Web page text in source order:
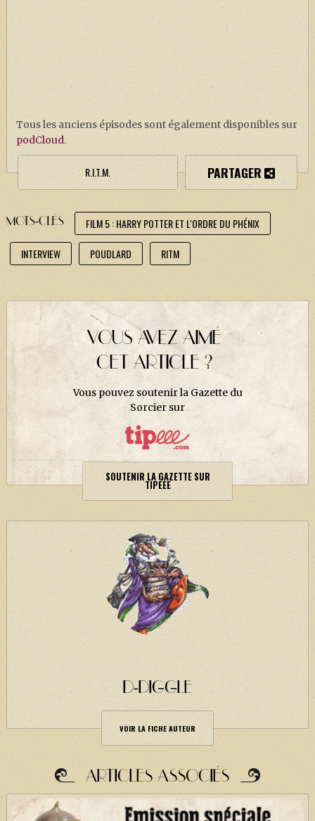
Tous les anciens épisodes sont également disponibles sur
podCloud.
R.I.T.M. PARTAGER
MOTS-CLÉS FILM 5 : HARRY POTTER ET L'ORDRE DU PHÉNIX
INTERVIEW POUDLARD RITM
VOUS AVEZ AIMÉ
CET ARTICLE ?
Vous pouvez soutenir la Gazette du
Sorcier sur
SOUTENIR LA GAZETTE SUR
TIPEEE
D-DIGGLE
VOIR LA FICHE AUTEUR
ARTICLES ASSOCIÉS